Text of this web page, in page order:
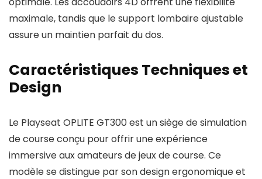
maximale, tandis que le support lombaire ajustable
assure un maintien parfait du dos.
Caractéristiques Techniques et
Design
Le Playseat OPLITE GT300 est un siège de simulation
de course conçu pour offrir une expérience
immersive aux amateurs de jeux de course. Ce
modèle se distingue par son design ergonomique et